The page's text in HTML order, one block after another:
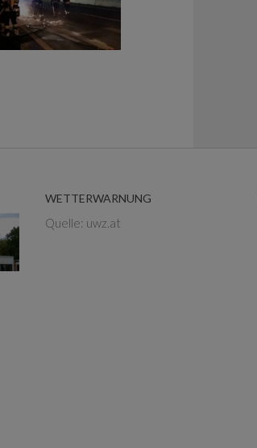
WETTERWARNUNG
Quelle: uwz.at